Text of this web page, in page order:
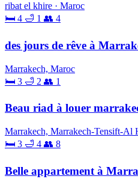
ribat el khire · Maroc
🛏 4 🛁 1 👥 4
des jours de rêve à
Marrakech, Maroc
🛏 3 🛁 2 👥 1
Beau riad à louer
Marrakech, Marrakech-Tensift-Al
🛏 3 🛁 4 👥 8
Belle appartement à